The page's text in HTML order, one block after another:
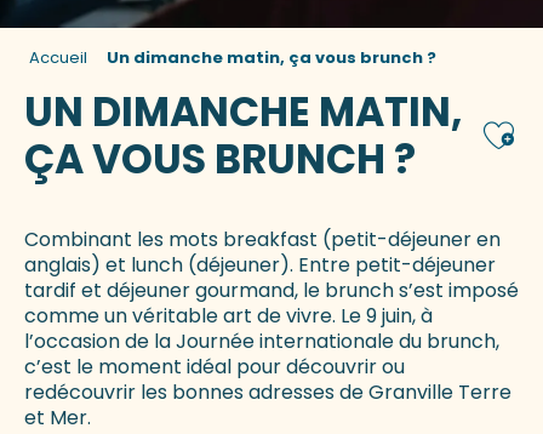
Accueil Un dimanche matin, ça vous brunch ?
UN DIMANCHE MATIN,
ÇA VOUS BRUNCH ?
Combinant les mots breakfast (petit-déjeuner en
anglais) et lunch (déjeuner). Entre petit-déjeuner
tardif et déjeuner gourmand, le brunch s’est imposé
comme un véritable art de vivre. Le 9 juin, à
l’occasion de la Journée internationale du brunch,
c’est le moment idéal pour découvrir ou
redécouvrir les bonnes adresses de Granville Terre
et Mer.